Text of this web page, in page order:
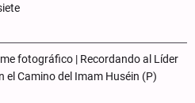
fotográfico | Recordando al Líder
el Camino del Imam Huséin (P)